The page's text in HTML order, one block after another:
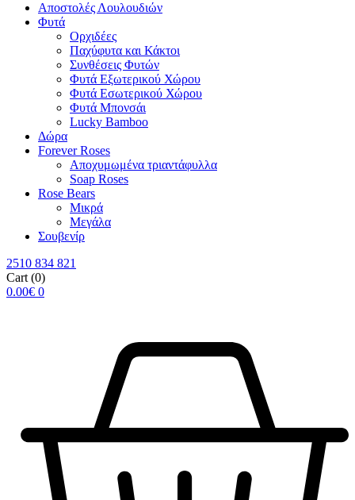
Αποστολές Λουλουδιών
Φυτά
Ορχιδέες
Παχύφυτα και Κάκτοι
Συνθέσεις Φυτών
Φυτά Εξωτερικού Χώρου
Φυτά Εσωτερικού Χώρου
Φυτά Μπονσάι
Lucky Bamboo
Δώρα
Forever Roses
Αποχυμωμένα τριαντάφυλλα
Soap Roses
Rose Βears
Μικρά
Μεγάλα
Σουβενίρ
2510 834 821
Cart (0)
0.00€ 0